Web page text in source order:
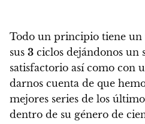
Todo un principio tiene
sus 3 ciclos dejándonos un
satisfactorio así como con
darnos cuenta de que
mejores series de los
dentro de su género de